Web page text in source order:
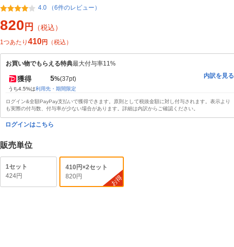
4.0 （6件のレビュー）
820 円 （税込）
1つあたり 410円 （税込）
お買い物でもらえる特典最大付与率11%
獲得 5%(37pt)
うち4.5%は利用先・期間限定
内訳を見る
ログイン&全額PayPay支払いで獲得できます。原則として税抜金額に対し付与されます。表示より
も実際の付与数、付与率が少ない場合があります。詳細は内訳からご確認ください。
ログインはこちら
販売単位
1セット
424円
410円×2セット
820円
お得